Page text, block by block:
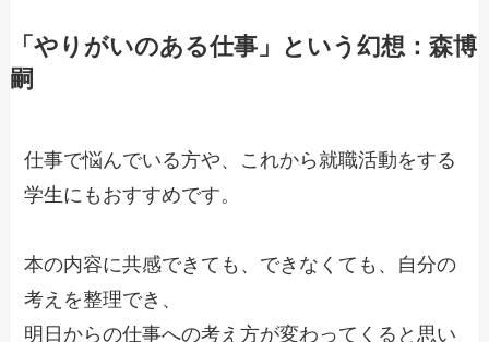
「やりがいのある仕事」という幻想：森博
嗣
仕事で悩んでいる方や、これから就職活動をする
学生にもおすすめです。
本の内容に共感できても、できなくても、自分の
考えを整理でき、
明日からの仕事への考え方が変わってくると思い